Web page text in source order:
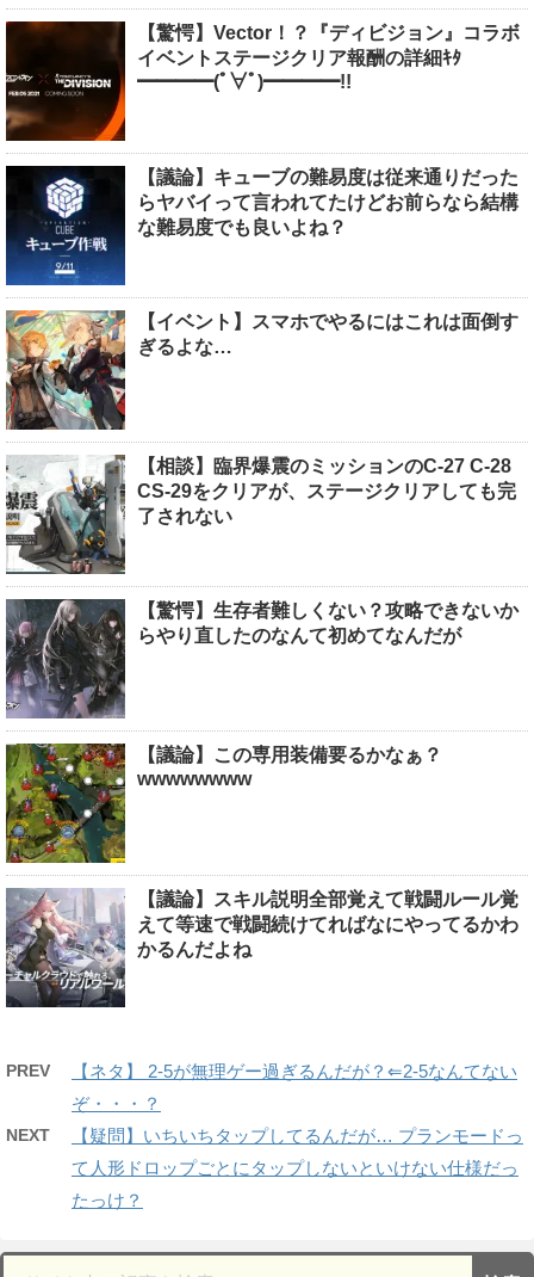
【驚愕】Vector！？『ディビジョン』コラボ
イベントステージクリア報酬の詳細ｷﾀ
━━━━(ﾟ∀ﾟ)━━━━!!
【議論】キューブの難易度は従来通りだった
らヤバイって言われてたけどお前らなら結構
な難易度でも良いよね？
【イベント】スマホでやるにはこれは面倒す
ぎるよな…
【相談】臨界爆震のミッションのC-27 C-28
CS-29をクリアが、ステージクリアしても完
了されない
【驚愕】生存者難しくない？攻略できないか
らやり直したのなんて初めてなんだが
【議論】この専用装備要るかなぁ？
wwwwwwww
【議論】スキル説明全部覚えて戦闘ルール覚
えて等速で戦闘続けてればなにやってるかわ
かるんだよね
PREV
【ネタ】 2-5が無理ゲー過ぎるんだが？⇐2-5なんてない
ぞ・・・？
NEXT
【疑問】いちいちタップしてるんだが… プランモードっ
て人形ドロップごとにタップしないといけない仕様だっ
たっけ？